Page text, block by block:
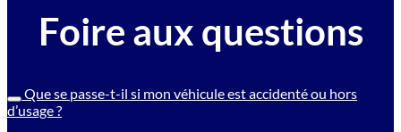
Foire aux questions
Que se passe-t-il si mon véhicule est accidenté ou hors
d’usage ?